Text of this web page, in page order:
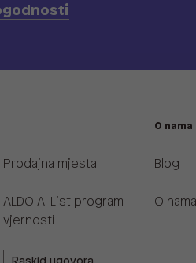
Prodajna mjesta
ALDO A-List program
vjernosti
O nama
Blog
O nama